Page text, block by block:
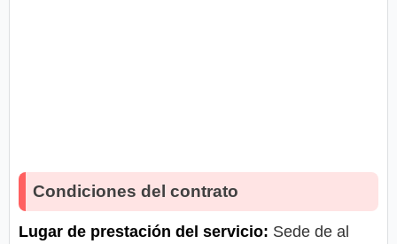
Condiciones del contrato
Lugar de prestación del servicio: Sede de al